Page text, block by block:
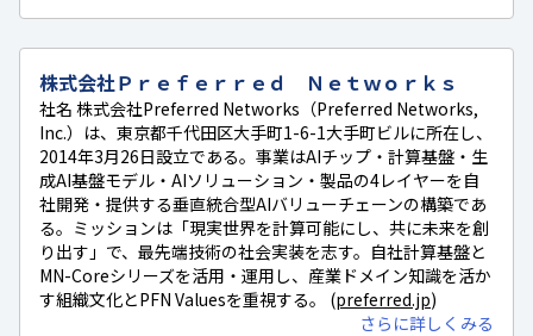
株式会社Ｐｒｅｆｅｒｒｅｄ Ｎｅｔｗｏｒｋｓ
社名 株式会社Preferred Networks（Preferred Networks,
Inc.）は、東京都千代田区大手町1-6-1大手町ビルに所在し、
2014年3月26日設立である。事業はAIチップ・計算基盤・生
成AI基盤モデル・AIソリューション・製品の4レイヤーを自
社開発・提供する垂直統合型AIバリューチェーンの構築であ
る。ミッションは「現実世界を計算可能にし、共に未来を創
り出す」で、最先端技術の社会実装を志す。自社計算基盤と
MN-Coreシリーズを活用・運用し、産業ドメイン知識を活か
す組織文化とPFN Valuesを重視する。 (preferred.jp)
さらに詳しくみる